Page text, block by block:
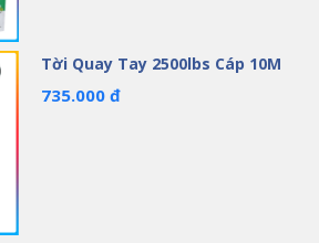
Tời Quay Tay 2500lbs Cáp 10M
735.000 đ